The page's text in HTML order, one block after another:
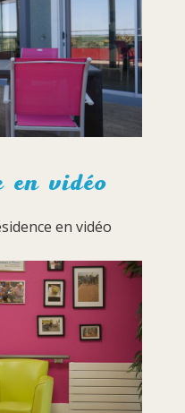
en vidéo
en vidéo